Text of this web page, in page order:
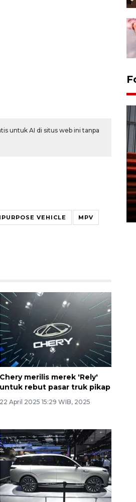
untuk AI di situs web ini tanpa
VEHICLE MPV
Chery merilis merek 'Rely'
untuk rebut pasar truk pikap
22 April 2025 15:29 WIB, 2025
17:18 WIB